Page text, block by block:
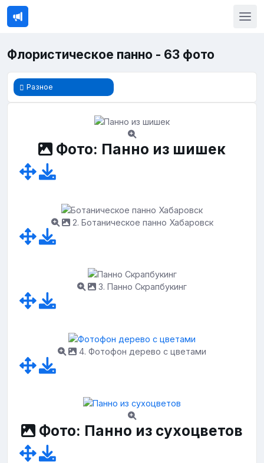
Флористическое панно - 63 фото
Разное
Фото: Панно из шишек
2. Ботаническое панно Хабаровск
3. Панно Скрапбукинг
4. Фотофон дерево с цветами
Фото: Панно из сухоцветов